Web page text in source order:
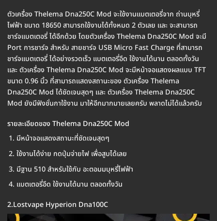
ตัวเครื่อง Thelema Dna250C Mod จะใช้งานแบตเตอรี่จาก ถ่านบุหรี่
ไฟฟ้า ขนาด 18650 สามารถใช้งานได้ทั้งหมด 2 ตัวเลย และ จะสามารถ
ชาร์จแบตเตอรี่ ได้อีกด้วย โดยตัวเครื่อง Thelema Dna250C Mod จะมี
Port การชาร์จ สำหรับ สายชาร์จ USB Micro Fast Charge ที่สามารถ
ชาร์จแบตเตอรี่ ได้อย่างรวดเร็ว แบตเตอรี่อึด ใช้งานได้นาน ตลอดทั้งวัน
และ ตัวเครื่อง Thelema Dna250C Mod จะมีหน้าจอแสดงผลแบบ TFT
ขนาด 0.96 นิ้ว ที่สามารถแสดงสถานะของ ตัวเครื่อง Thelema
Dna250C Mod ได้ชัดเจนสุดๆ และ ตัวเครื่อง Thelema Dna250C
Mod ยังมีฟังชั่นกาใช้งาน มาให้อีกมากมายเลยครับ พลาดไม่ได้แล้วครับ
รายละเอียดของ Thelema Dna250C Mod
มีหน้าจอแสดงสถานะที่ชัดเจนสุดๆ
ใช้งานได้ง่าย กดปุ่มจ่ายไฟ เพื่อสูบได้เลย
มีฐาน 510 สำหรับใช้กับ อะตอมมบุหรี่ไฟฟ้า
แบตเตอรี่อึด ใช้งานได้นาน ตลอดทั้งวัน
2.Lostvape Hyperion Dna100C